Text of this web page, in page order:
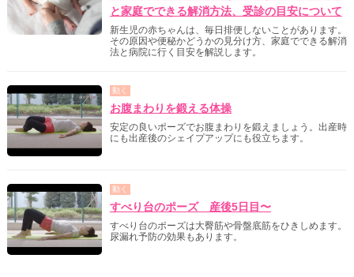
と家庭でできる解消方法、受診の目安について
新生児の赤ちゃんは、毎日排便しないことがあります。
その原因や便秘かどうかの見分け方、家庭でできる解消
法と病院に行く目安を解説します。
動く
お腹まわりを鍛える体操
安定の良いポーズでお腹まわりを鍛えましょう。出産時
にも出産後のシェイプアップにも役立ちます。
動く
すべり台のポーズ 産後5日目〜
すべり台のポーズは大臀筋や骨盤底筋をひきしめます。
尿漏れ予防の効果もあります。